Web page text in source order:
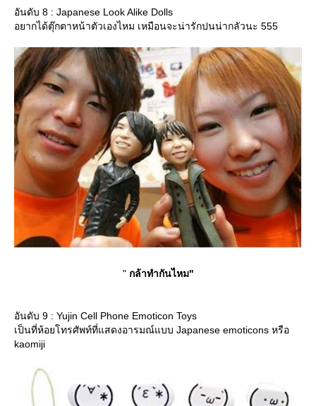
อันดับ 8 : Japanese Look Alike Dolls
อยากได้ตุ๊กตาหน้าตัวเองไหม เหมือนจะน่ารักปนน่ากลัวนะ 555
"กล้าทำกันไหม"
อันดับ 9 : Yujin Cell Phone Emoticon Toys
เป็นที่ห้อยโทรศัพท์ที่แสดงอารมณ์แบบ Japanese emoticons หรือ
kaomiji